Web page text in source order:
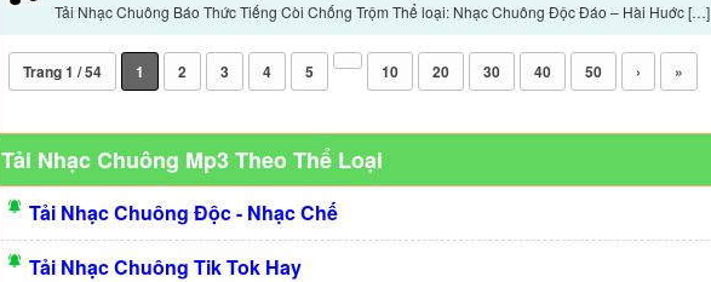
Tải Nhạc Chuông Báo Thức Tiếng Còi Chống Trộm Thể loại: Nhạc Chuông Độc Đáo – Hài Huớc […]
Trang 1 / 54 1 2 3 4 5 10 20 30 40 50 › »
Tải Nhạc Chuông Mp3 Theo Thể Loại
Tải Nhạc Chuông Độc - Nhạc Chế
Tải Nhạc Chuông Tik Tok Hay